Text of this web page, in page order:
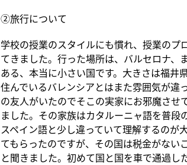
②旅行について
学校の授業のスタイルにも慣れ、授業の
てきました。行った場所は、バルセロナ、
ある、本当に小さい国です。大きさは福井
住んでいるバレンシアとはまた雰囲気が違
の友人がいたのでそこの実家にお邪魔させ
ました。その家族はカタルーニャ語を普
スペイン語と少し違っていて理解するの
てもらったのですが、その国は税金がな
と聞きました。初めて国と国を車で通過